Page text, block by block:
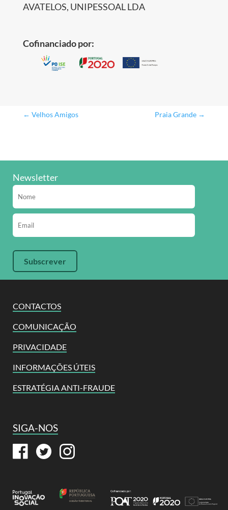
AVATELOS, UNIPESSOAL LDA
Cofinanciado por:
← Velhos Amigos Praia Grande →
CONTACTOS
COMUNICAÇÃO
PRIVACIDADE
INFORMAÇÕES ÚTEIS
ESTRATÉGIA ANTI-FRAUDE
SIGA-NOS
Newsletter